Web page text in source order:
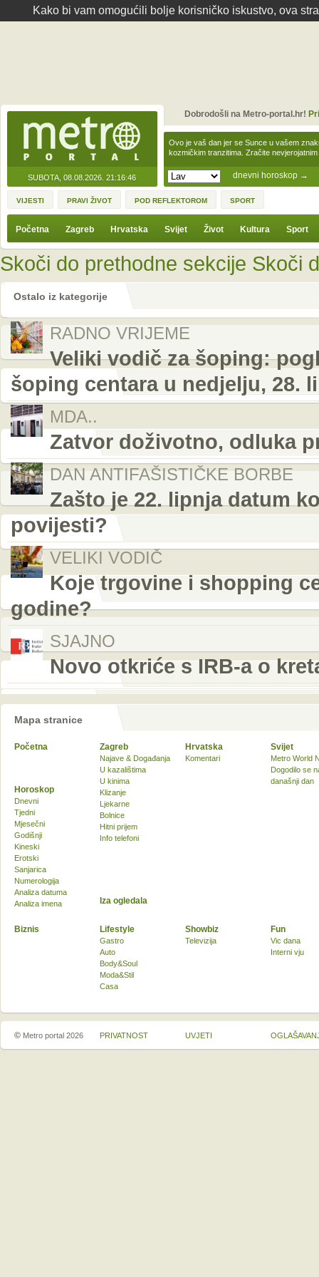
Kako bi vam omogućili bolje korisničko iskustvo, ova
SUBOTA, 08.08.2026. 21:16:46 dnevni horoskop →
Ovo je vaš dan jer se Sunce u vašem
kozmičkim tranzitima. Zračite
Dobrodošli na Metro-portal.hr!
VIJESTI PRAVI ŽIVOT POD REFLEKTOROM SPORT
Početna Zagreb Hrvatska Svijet Život Kultura Sport
Skoči do prethodne sekcije Skoči
Ostalo iz kategorije
RADNO VRIJEME
Veliki vodič za šoping:
šoping centara u nedjelju, 28.
MDA..
Zatvor doživotno, odluka
DAN ANTIFAŠISTIČKE BORBE
Zašto je 22. lipnja datum
povijesti?
VELIKI VODIČ
Koje trgovine i shopping
godine?
SJAJNO
Novo otkriće s IRB-a o
Mapa stranice
Početna Zagreb
Najave & Događanja
U kazalištima
U kinima
Klizanje
Ljekarne
Bolnice
Hitni prijem
Info telefoni
Hrvatska
Komentari
Svijet
Metro World
Dogodilo se
današnji dan
Biznis Lifestyle
Gastro
Auto
Body&Soul
Moda&Stil
Casa
Showbiz
Televizija
Fun
Vic dana
Interni vju
Horoskop
Dnevni
Tjedni
Mjesečni
Godišnji
Kineski
Erotski
Sanjarica
Numerologija
Analiza datuma
Analiza imena
Iza ogledala
© Metro portal 2026 PRIVATNOST UVJETI